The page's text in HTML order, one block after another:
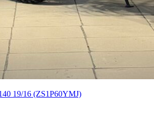
19/16 (ZS1P60YMJ)